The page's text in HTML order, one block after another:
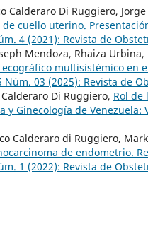
Calderaro Di Ruggiero,
cuello uterino.
4 (2021): Revista de
Mendoza, Rhaiza
multisistémico en
Núm. 03 (2025): Revista de
Di Ruggiero, Rol
y Ginecología de
Calderaro di Ruggiero,
de endometrio.
1 (2022): Revista de